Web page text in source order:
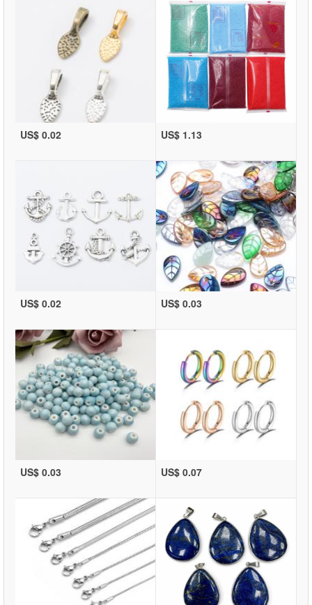
US$ 0.02 US$ 1.13
US$ 0.02 US$ 0.03
US$ 0.03 US$ 0.07